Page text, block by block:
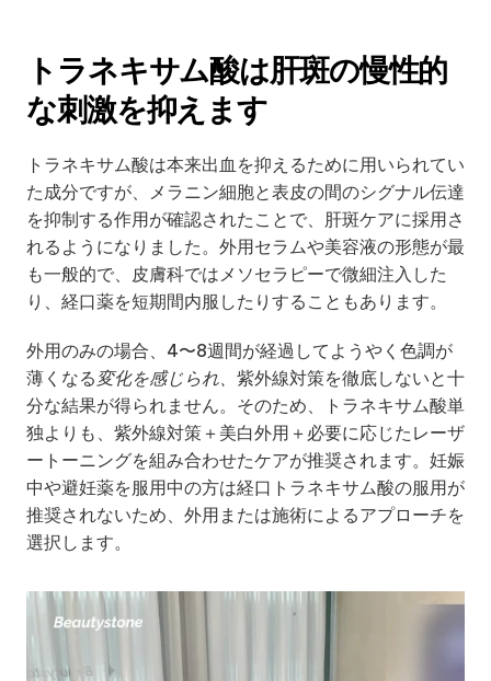
トラネキサム酸は肝斑の慢性的
な刺激を抑えます
トラネキサム酸は本来出血を抑えるために用いられてい
た成分ですが、メラニン細胞と表皮の間のシグナル伝達
を抑制する作用が確認されたことで、肝斑ケアに採用さ
れるようになりました。外用セラムや美容液の形態が最
も一般的で、皮膚科ではメソセラピーで微細注入した
り、経口薬を短期間内服したりすることもあります。
外用のみの場合、4〜8週間が経過してようやく色調が
薄くなる 変化を感じられ、 紫外線対策を徹底しないと十
分な結果が得られません。そのため、トラネキサム酸単
独よりも、紫外線対策＋美白外用＋必要に応じたレーザ
ートーニングを組み合わせたケアが推奨されます。妊娠
中や避妊薬を服用中の方は経口トラネキサム酸の服用が
推奨されないため、外用または施術によるアプローチを
選択します。